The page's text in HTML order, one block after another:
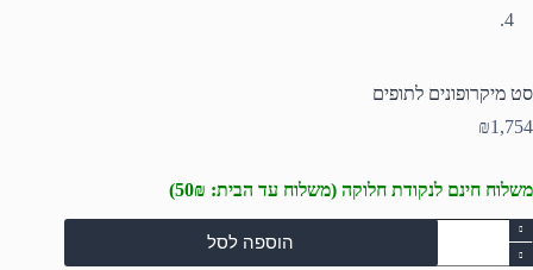
סט מיקרופונים לתופים
₪1,754
משלוח חינם לנקודת חלוקה (משלוח עד הבית: 50₪)
כמות
של
הוספה לסל